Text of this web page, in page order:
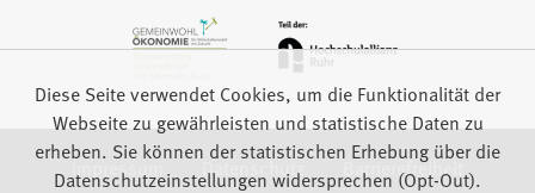
Impressum Datenschutz
Barrierefreiheit
Diese Seite verwendet Cookies, um die Funktionalität der
Webseite zu gewährleisten und statistische Daten zu
erheben. Sie können der statistischen Erhebung über die
Datenschutzeinstellungen widersprechen (Opt-Out).